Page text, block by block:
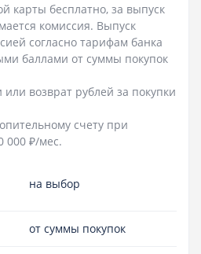
карты бесплатно, за выпуск
комиссия. Выпуск
согласно тарифам банка
баллами от суммы покупок
возврат рублей за покупки
счету при
000 ₽/мес.
на выбор
от суммы покупок